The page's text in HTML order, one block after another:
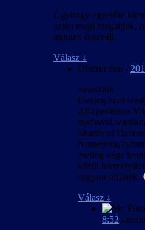
Úgyhogy egyelőre
aztán majd meglátjuk,
minden összeáll.
Válasz ↓
Obstruction -
Sziasztok
Esetleg hard
2,Expeditions
Shards of
esetleg vége
közül
nagyon örülnék.
Válasz ↓
8:52